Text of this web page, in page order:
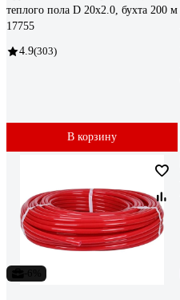
теплого пола D 20х2.0, бухта 200 м
17755
4.9(303)
В корзину